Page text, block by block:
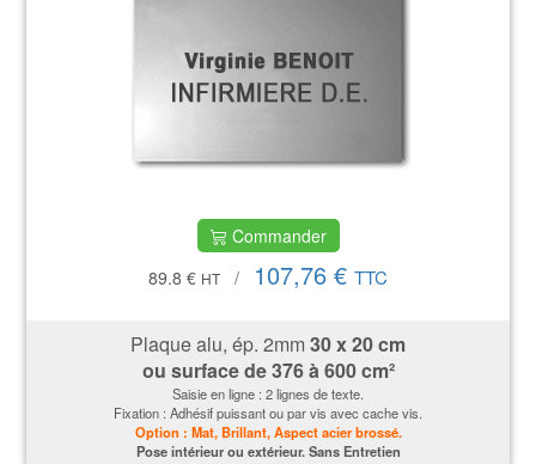
Commander
89.8 € HT / 107,76 € TTC
Plaque alu, ép. 2mm30 x 20 cm
ou surface de376 à 600 cm²
Saisie en ligne : 2 lignes de texte.
Fixation : Adhésif puissant ou par vis avec cache vis.
Option : Mat, Brillant, Aspect acier brossé.
Pose intérieur ou extérieur. Sans Entretien